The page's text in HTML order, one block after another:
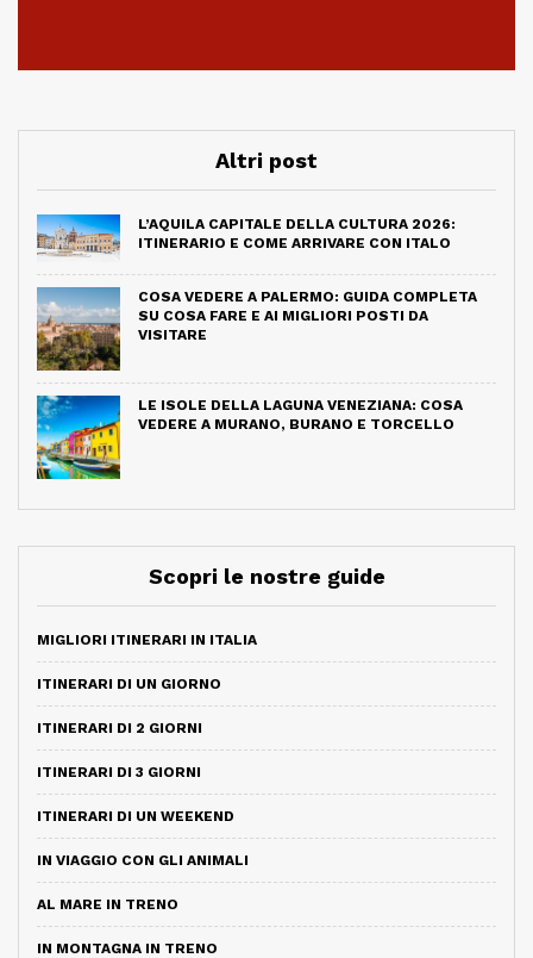
Altri post
L’AQUILA CAPITALE DELLA CULTURA 2026:
ITINERARIO E COME ARRIVARE CON ITALO
COSA VEDERE A PALERMO: GUIDA COMPLETA
SU COSA FARE E AI MIGLIORI POSTI DA
VISITARE
LE ISOLE DELLA LAGUNA VENEZIANA: COSA
VEDERE A MURANO, BURANO E TORCELLO
Scopri le nostre guide
MIGLIORI ITINERARI IN ITALIA
ITINERARI DI UN GIORNO
ITINERARI DI 2 GIORNI
ITINERARI DI 3 GIORNI
ITINERARI DI UN WEEKEND
IN VIAGGIO CON GLI ANIMALI
AL MARE IN TRENO
IN MONTAGNA IN TRENO